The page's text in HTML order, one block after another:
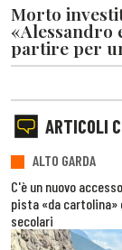
Morto
«Alessandro
partire per
ARTICOLI
ALTO GARDA
C'è un nuovo
pista «da cartolina»
secolari